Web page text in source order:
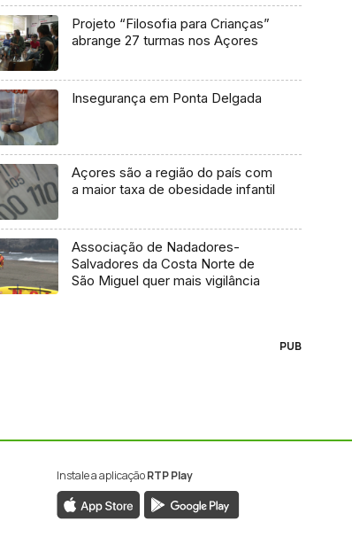
Projeto “Filosofia para Crianças”
abrange 27 turmas nos Açores
Insegurança em Ponta Delgada
Açores são a região do país com
a maior taxa de obesidade infantil
Associação de Nadadores-
Salvadores da Costa Norte de
São Miguel quer mais vigilância
PUB
Instale a aplicaçãoRTP Play